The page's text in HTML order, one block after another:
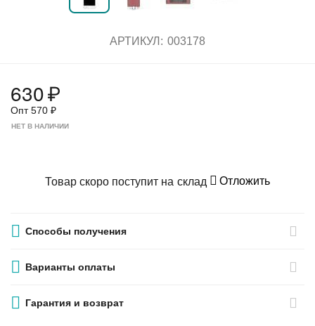
АРТИКУЛ: 003178
630₽
Опт570 ₽
НЕТ В НАЛИЧИИ
Товар скоро поступит на склад Отложить
Способы получения
Варианты оплаты
Гарантия и возврат